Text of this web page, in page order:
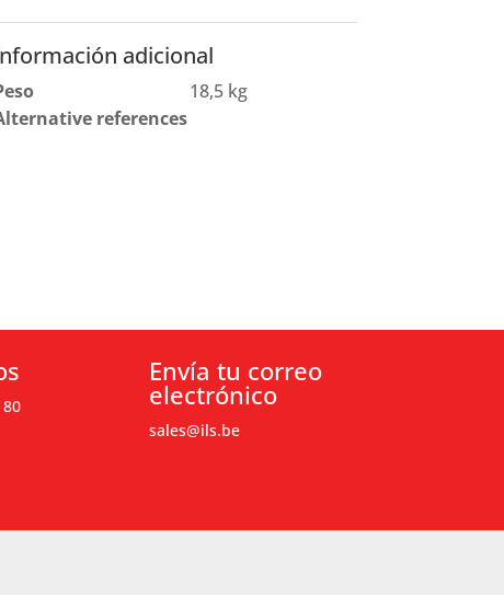
adicional
18,5 kg
references
Envía tu correo
electrónico
sales@ils.be